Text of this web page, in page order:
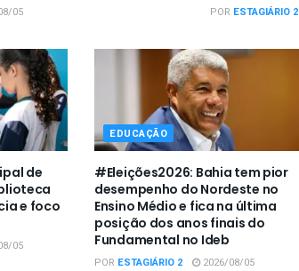
05 POR ESTAGIÁRIO 2
de
e foco
05
EDUCAÇÃO
#Eleições2026: Bahia tem pior
desempenho do Nordeste no
Ensino Médio e fica na última
posição dos anos finais do
Fundamental no Ideb
POR ESTAGIÁRIO 2 2026/08/05